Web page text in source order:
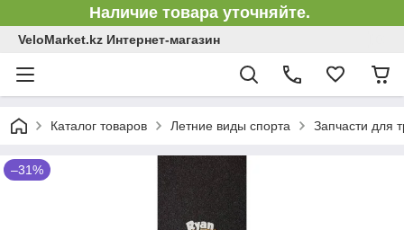
Наличие товара уточняйте.
VeloMarket.kz Интернет-магазин
Каталог товаров Летние виды спорта Запчасти для
–31%